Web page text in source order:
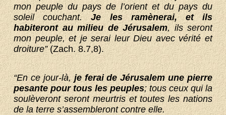
mon peuple du pays de l’orient et du pays du
soleil couchant.Je les ramènerai, et ils
habiteront au milieu de Jérusalem, ils seront
mon peuple, et je serai leur Dieu avec vérité et
droiture”(Zach. 8.7,8).
“En ce jour-là,je ferai de Jérusalem une pierre
pesante pour tous les peuples; tous ceux qui la
soulèveront seront meurtris et toutes les nations
de la terre s’assembleront contre elle.